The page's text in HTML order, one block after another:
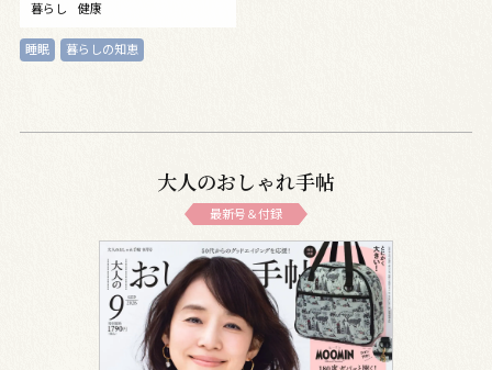
暮らし 健康
睡眠 暮らしの知恵
大人のおしゃれ手帖
最新号＆付録